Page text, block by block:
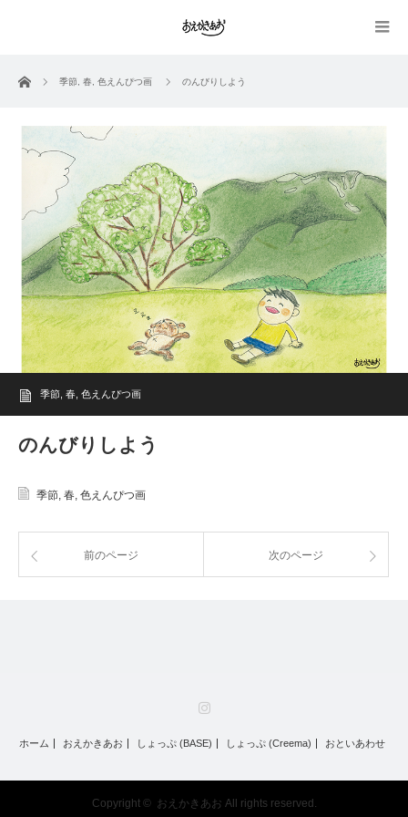
ホーム 季節 春 色えんぴつ画 のんびりしよう
季節 春 色えんぴつ画
のんびりしよう
季節, 春, 色えんぴつ画
前のページ 次のページ
ホーム おえかきあお しょっぷ (BASE) しょっぷ (Creema) おといあわせ
Copyright © おえかきあお All rights reserved.